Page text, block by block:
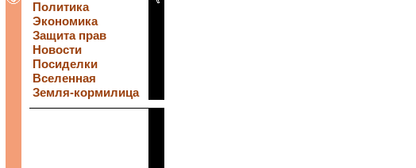
Политика
Экономика
Защита прав
Новости
Посиделки
Вселенная
Земля-кормилица